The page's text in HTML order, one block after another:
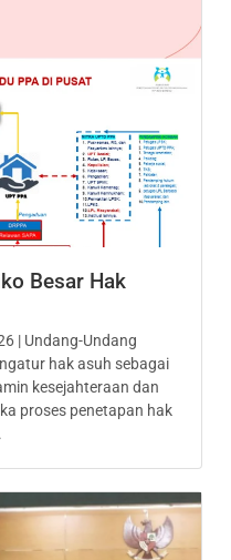
Besar Hak
| Undang-Undang
hak asuh sebagai
kesejahteraan dan
proses penetapan hak